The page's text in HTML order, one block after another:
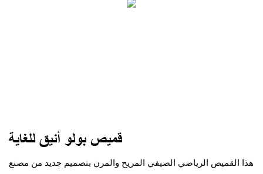
قميص بولو أنيق للغاية
هذا القميص الرياضي الصيفي المريح والمرن بتصميم جديد من مصنع